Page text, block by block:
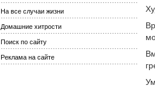
На все случаи жизни
Домашние хитрости
Поиск по сайту
Реклама на сайте